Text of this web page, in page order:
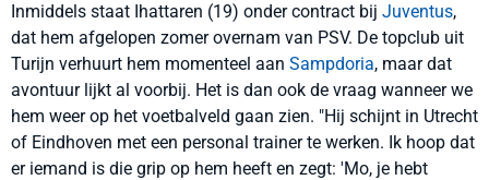
Inmiddels staat Ihattaren (19) onder contract bij Juventus,
dat hem afgelopen zomer overnam van PSV. De topclub uit
Turijn verhuurt hem momenteel aan Sampdoria, maar dat
avontuur lijkt al voorbij. Het is dan ook de vraag wanneer we
hem weer op het voetbalveld gaan zien. "Hij schijnt in Utrecht
of Eindhoven met een personal trainer te werken. Ik hoop dat
er iemand is die grip op hem heeft en zegt: 'Mo, je hebt